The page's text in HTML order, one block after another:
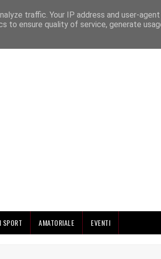
SPORT AMATORIALE EVENTI
traffic. Your IP address and user-agent
to ensure quality of service, generate